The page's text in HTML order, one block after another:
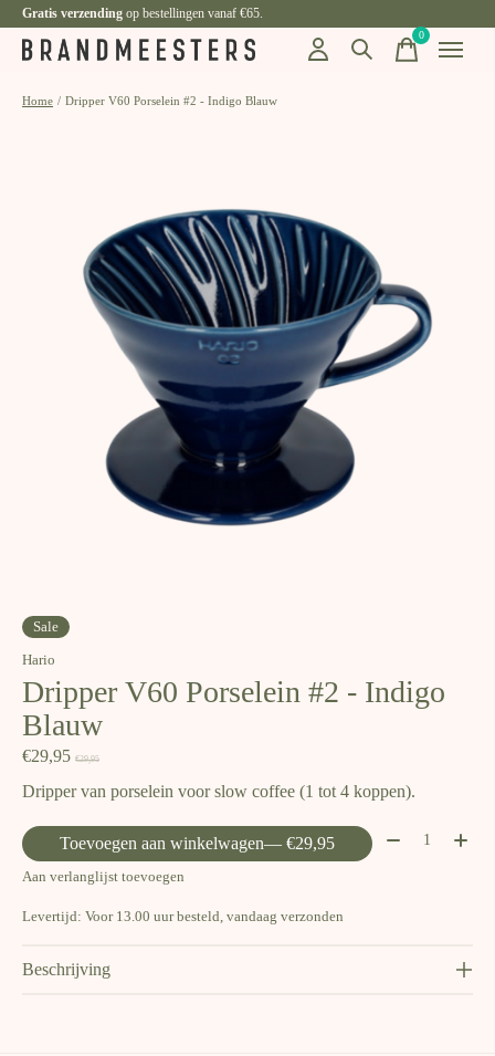
Gratis verzending op bestellingen vanaf €65.
0items
Home / Dripper V60 Porselein #2 - Indigo Blauw
Sale
Hario
Dripper V60 Porselein #2 - Indigo
Blauw
€29,95 €29,95
Dripper van porselein voor slow coffee (1 tot 4 koppen).
Toevoegen aan winkelwagen — €29,95 Aantal:
Aan verlanglijst toevoegen
Levertijd: Voor 13.00 uur besteld, vandaag verzonden
Beschrijving